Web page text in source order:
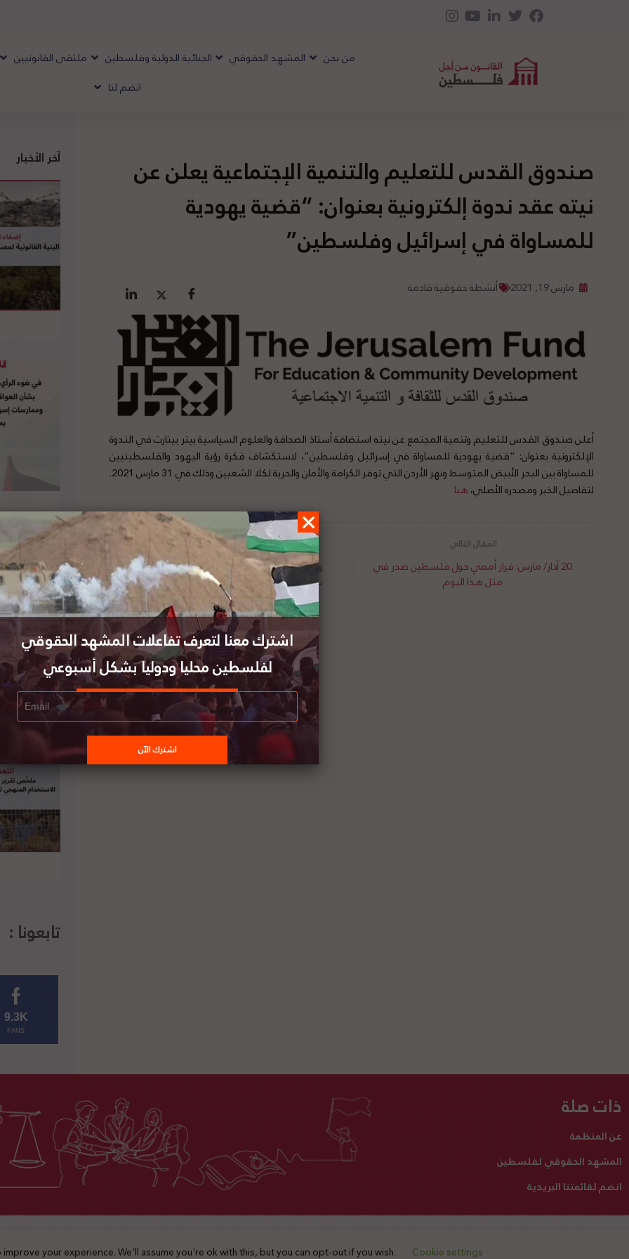
من نحن المشهد الحقوقي الجنائية الدولية وفلسطين ملتقى القانونيين
انضم لنا
صندوق القدس للتعليم والتنمية الإجتماعية يعلن عن
نيته عقد ندوة إلكترونية بعنوان: “قضية يهودية
للمساواة في إسرائيل وفلسطين”
مارس 19, 2021 أنشطة حقوقية قادمة
أعلن صندوق القدس للتعليم وتنمية المجتمع عن نيته استضافة أستاذ الصحافة والعلوم السياسية بيتر بينارت في الندوة
الإلكترونية بعنوان: “قضية يهودية للمساواة في إسرائيل وفلسطين”، لاستكشاف فكرة رؤية اليهود والفلسطينيين
للمساواة بين البحر الأبيض المتوسط ونهر الأردن التي توفر الكرامة والأمان والحرية لكلا الشعبين وذلك في 31 مارس 2021.
لتفاصيل الخبر ومصدره الأصلي،هنا
وزارة الخارجية التركية: القرارات الإسرائيلية الأخيرة
بحق المقدسيين تؤكد انتهاكها للقانون الدولي
20 آذار/ مارس: قرار أممي حول فلسطين صدر في
مثل هذا اليوم
آخر الأخبار
تابعونا :
9.3K
FANS
ذات صلة
عن المنظمة
المشهد الحقوقي لفلسطين
انضم لقائمتنا البريدية
اتصل بنا تبرع لنا 2025 © جميع الحقوق محفوظة
your experience. We'll assume you're ok with this, but you can opt-out if you wish. Cookie settings
اشترك معنا لتعرف تفاعلات المشهد الحقوقي
لفلسطين محليا ودوليا بشكل أسبوعي